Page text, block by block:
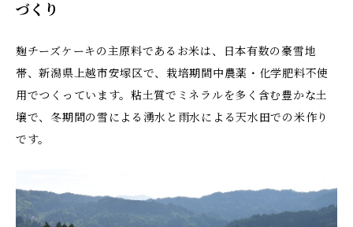
づくり
麹チーズケーキの主原料であるお米は、日本有数の豪雪地
帯、新潟県上越市安塚区で、栽培期間中農薬・化学肥料不使
用でつくっています。粘土質でミネラルを多く含む豊かな土
壌で、冬期間の雪による湧水と雨水による天水田での米作り
です。